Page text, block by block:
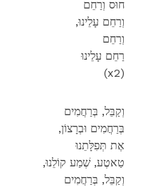
חוּס וְרַחֵם
,וְרַחֵם עָלֵינוּ
וְרַחֵם
רַחֵם עָלֵינוּ
(x2)
וְקַבֵּל, בְּרַחֲמִים
,בְּרַחֲמִים וּבְרָצוֹן
אֶת תְּפִלָּתֵנוּ
,טַאטֶע, שְׁמַע קוֹלֵנוּ
וְקַבֵּל, בְּרַחֲמִים